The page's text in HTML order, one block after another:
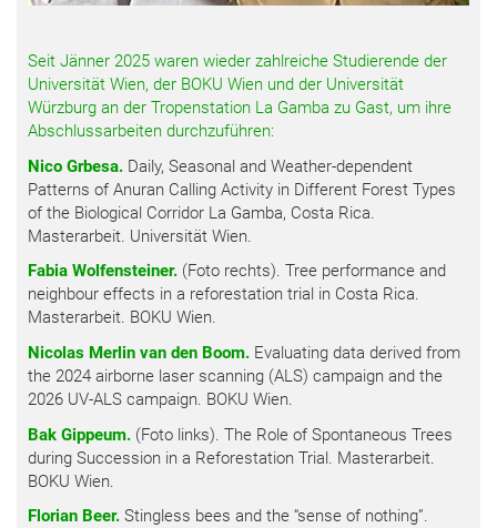
Seit Jänner 2025 waren wieder zahlreiche Studierende der
Universität Wien, der BOKU Wien und der Universität
Würzburg an der Tropenstation La Gamba zu Gast, um ihre
Abschlussarbeiten durchzuführen:
Nico Grbesa. Daily, Seasonal and Weather-dependent
Patterns of Anuran Calling Activity in Different Forest Types
of the Biological Corridor La Gamba, Costa Rica.
Masterarbeit. Universität Wien.
Fabia Wolfensteiner. (Foto rechts). Tree performance and
neighbour effects in a reforestation trial in Costa Rica.
Masterarbeit. BOKU Wien.
Nicolas Merlin van den Boom. Evaluating data derived from
the 2024 airborne laser scanning (ALS) campaign and the
2026 UV-ALS campaign. BOKU Wien.
Bak Gippeum. (Foto links). The Role of Spontaneous Trees
during Succession in a Reforestation Trial. Masterarbeit.
BOKU Wien.
Florian Beer. Stingless bees and the “sense of nothing”.